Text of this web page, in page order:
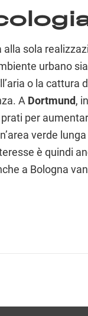
sola
urbano
o la cattura
A Dortmund,
per
verde
è quindi
a Bologna